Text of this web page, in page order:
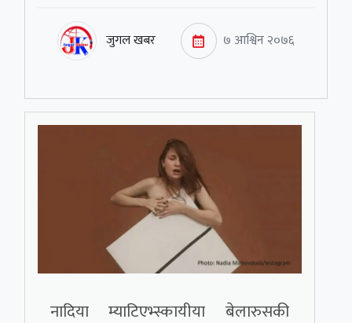
जुगल खबर ७ आश्विन २०७६
नादिया म्याटिएभ्स्कायीया बेलारुसकी